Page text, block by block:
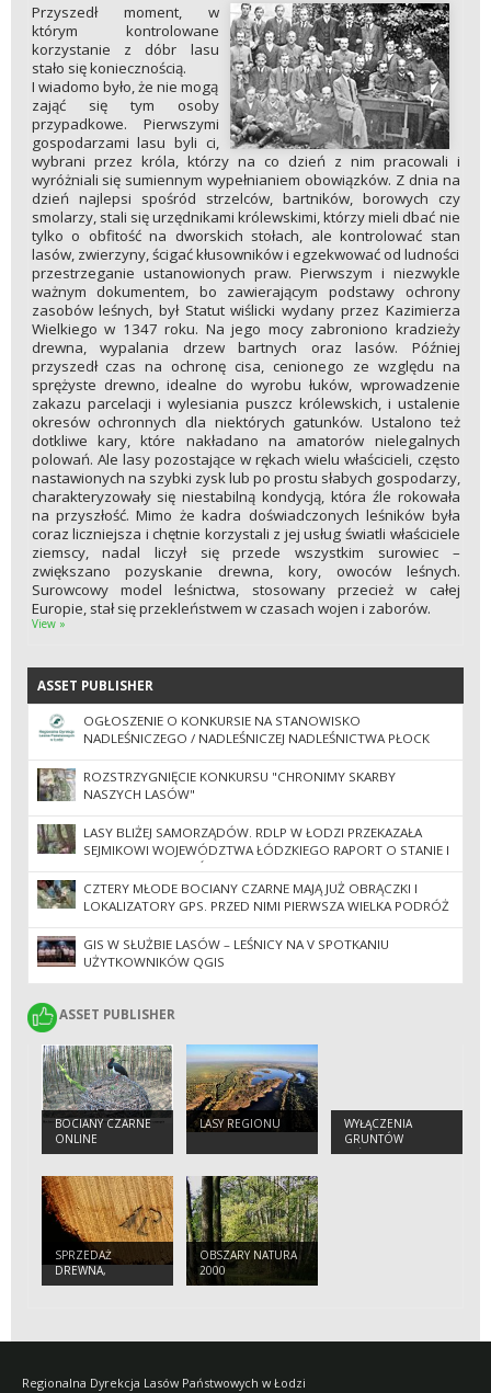
Przyszedł moment, w
którym kontrolowane
korzystanie z dóbr lasu
stało się koniecznością.
I wiadomo było, że nie mogą
zająć się tym osoby
przypadkowe. Pierwszymi
gospodarzami lasu byli ci,
wybrani przez króla, którzy na co dzień z nim pracowali i
wyróżniali się sumiennym wypełnianiem obowiązków. Z dnia na
dzień najlepsi spośród strzelców, bartników, borowych czy
smolarzy, stali się urzędnikami królewskimi, którzy mieli dbać nie
tylko o obfitość na dworskich stołach, ale kontrolować stan
lasów, zwierzyny, ścigać kłusowników i egzekwować od ludności
przestrzeganie ustanowionych praw. Pierwszym i niezwykle
ważnym dokumentem, bo zawierającym podstawy ochrony
zasobów leśnych, był Statut wiślicki wydany przez Kazimierza
Wielkiego w 1347 roku. Na jego mocy zabroniono kradzieży
drewna, wypalania drzew bartnych oraz lasów. Później
przyszedł czas na ochronę cisa, cenionego ze względu na
sprężyste drewno, idealne do wyrobu łuków, wprowadzenie
zakazu parcelacji i wylesiania puszcz królewskich, i ustalenie
okresów ochronnych dla niektórych gatunków. Ustalono też
dotkliwe kary, które nakładano na amatorów nielegalnych
polowań. Ale lasy pozostające w rękach wielu właścicieli, często
nastawionych na szybki zysk lub po prostu słabych gospodarzy,
charakteryzowały się niestabilną kondycją, która źle rokowała
na przyszłość. Mimo że kadra doświadczonych leśników była
coraz liczniejsza i chętnie korzystali z jej usług światli właściciele
ziemscy, nadal liczył się przede wszystkim surowiec –
zwiększano pozyskanie drewna, kory, owoców leśnych.
Surowcowy model leśnictwa, stosowany przecież w całej
Europie, stał się przekleństwem w czasach wojen i zaborów.
View »
ASSET PUBLISHER
ASSET PUBLISHER
OGŁOSZENIE O KONKURSIE NA STANOWISKO
NADLEŚNICZEGO / NADLEŚNICZEJ NADLEŚNICTWA PŁOCK
ROZSTRZYGNIĘCIE KONKURSU "CHRONIMY SKARBY
NASZYCH LASÓW"
LASY BLIŻEJ SAMORZĄDÓW. RDLP W ŁODZI PRZEKAZAŁA
SEJMIKOWI WOJEWÓDZTWA ŁÓDZKIEGO RAPORT O STANIE I
GOSPODARCE LASÓW
CZTERY MŁODE BOCIANY CZARNE MAJĄ JUŻ OBRĄCZKI I
LOKALIZATORY GPS. PRZED NIMI PIERWSZA WIELKA PODRÓŻ
DO AFRYKI
GIS W SŁUŻBIE LASÓW – LEŚNICY NA V SPOTKANIU
UŻYTKOWNIKÓW QGIS
ASSET PUBLISHER
ASSET PUBLISHER
BOCIANY CZARNE
ONLINE
LASY REGIONU
WYŁĄCZENIA
GRUNTÓW
LEŚNYCH Z
SPRZEDAŻ
DREWNA,
CHOINEK I
OBSZARY NATURA
2000
Regionalna Dyrekcja Lasów Państwowych w Łodzi